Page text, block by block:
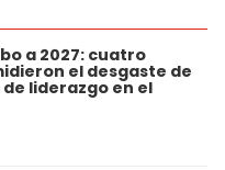
a 2027: cuatro
el desgaste de
de liderazgo en el